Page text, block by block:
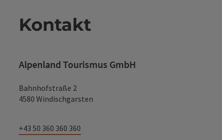
Kontakt
Alpenland Tourismus GmbH
Bahnhofstraße 2
4580 Windischgarsten
+43 50 360 360 360